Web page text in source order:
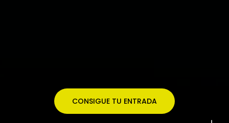
CONSIGUE TU ENTRADA
Navigate to the